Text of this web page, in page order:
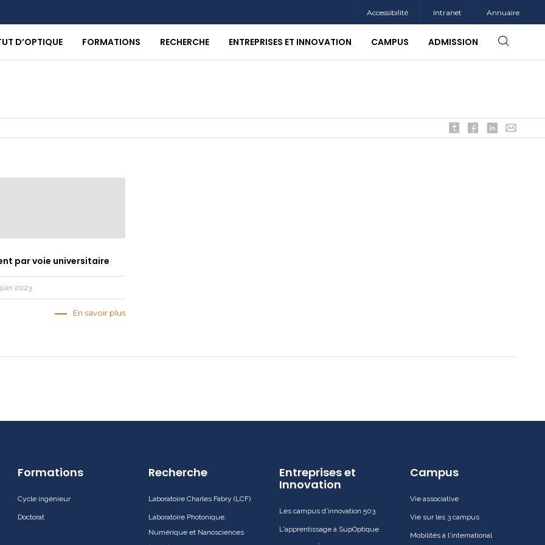
Accessibilité Intranet Annuaire
D’OPTIQUE FORMATIONS RECHERCHE ENTREPRISES ET INNOVATION CAMPUS ADMISSION
par voie universitaire
2023
En savoir plus
Formations
Cycle ingénieur
Doctorat
Recherche
Laboratoire Charles Fabry (LCF)
Laboratoire Photonique,
Numérique et Nanosciences
Entreprises et
Innovation
Les campus d'innovation 503
L'apprentissage à SupOptique
Campus
Vie associative
Vie sur les 3 campus
Mobilités à l'international